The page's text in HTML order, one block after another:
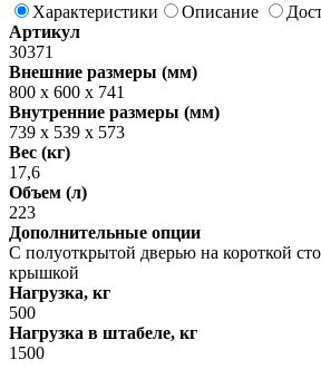
Характеристики
Описание
Артикул
30371
Внешние размеры (мм)
800 x 600 х 741
Внутренние размеры (мм)
739 x 539 x 573
Вес (кг)
17,6
Объем (л)
223
Дополнительные опции
С полуоткрытой дверью на короткой
крышкой
Нагрузка, кг
500
Нагрузка в штабеле, кг
1500